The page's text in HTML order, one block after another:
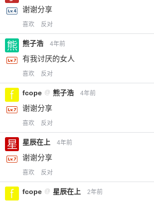
谢谢分享
喜欢 反对
熊子浩 4年前
有我讨厌的女人
喜欢 反对
fcope @ 熊子浩 4年前
谢谢分享
喜欢 反对
星辰在上 4年前
谢谢分享
喜欢 反对
fcope @ 星辰在上 2年前